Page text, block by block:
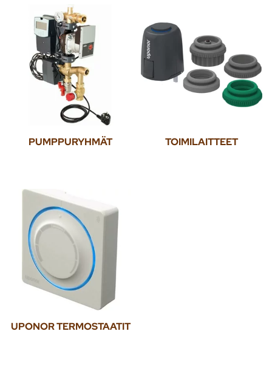
PUMPPURYHMÄT TOIMILAITTEET
UPONOR TERMOSTAATIT